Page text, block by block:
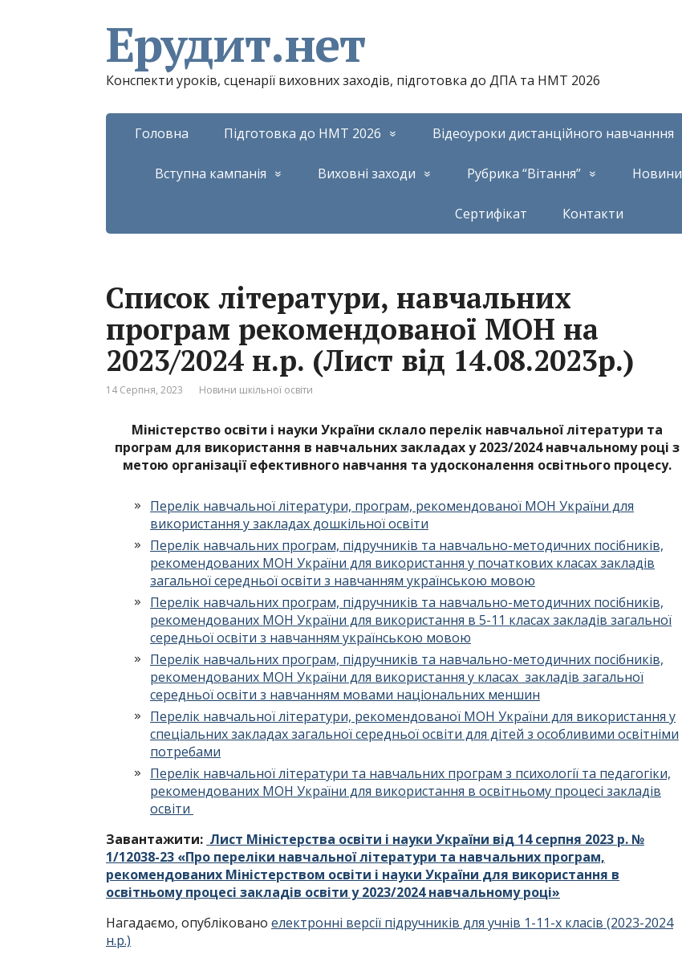
Ерудит.нет
Конспекти уроків, сценарії виховних заходів, підготовка до ДПА та НМТ 2026
Головна Підготовка до НМТ 2026 Відеоуроки дистанційного навчанння
Вступна кампанія Виховні заходи Рубрика “Вітання” Новини
Сертифікат Контакти
Список літератури, навчальних
програм рекомендованої МОН на
2023/2024 н.р. (Лист від 14.08.2023р.)
14 Серпня, 2023 Новини шкільної освіти
Міністерство освіти і науки України склало перелік навчальної літератури та
програм для використання в навчальних закладах у 2023/2024 навчальному році з
метою організації ефективного навчання та удосконалення освітнього процесу.
Перелік навчальної літератури, програм, рекомендованої МОН України для
використання у закладах дошкільної освіти
Перелік навчальних програм, підручників та навчально-методичних посібників,
рекомендованих МОН України для використання у початкових класах закладів
загальної середньої освіти з навчанням українською мовою
Перелік навчальних програм, підручників та навчально-методичних посібників,
рекомендованих МОН України для використання в 5-11 класах закладів загальної
середньої освіти з навчанням українською мовою
Перелік навчальних програм, підручників та навчально-методичних посібників,
рекомендованих МОН України для використання у класах закладів загальної
середньої освіти з навчанням мовами національних меншин
Перелік навчальної літератури, рекомендованої МОН України для використання у
спеціальних закладах загальної середньої освіти для дітей з особливими освітніми
потребами
Перелік навчальної літератури та навчальних програм з психології та педагогіки,
рекомендованих МОН України для використання в освітньому процесі закладів
освіти
Завантажити: Лист Міністерства освіти і науки України від 14 серпня 2023 р. №
1/12038-23 «Про переліки навчальної літератури та навчальних програм,
рекомендованих Міністерством освіти і науки України для використання в
освітньому процесі закладів освіти у 2023/2024 навчальному році»
Нагадаємо, опубліковано електронні версії підручників для учнів 1-11-х класів (2023-2024
н.р.)